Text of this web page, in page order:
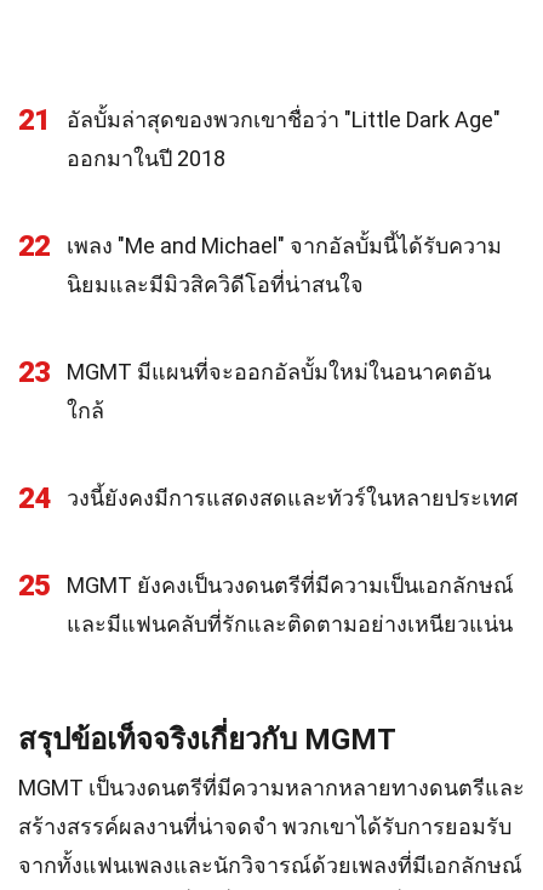
21
อัลบั้มล่าสุดของพวกเขาชื่อว่า "Little Dark Age"
ออกมาในปี 2018
22
เพลง "Me and Michael" จากอัลบั้มนี้ได้รับความ
นิยมและมีมิวสิควิดีโอที่น่าสนใจ
23
MGMT มีแผนที่จะออกอัลบั้มใหม่ในอนาคตอัน
ใกล้
24 วงนี้ยังคงมีการแสดงสดและทัวร์ในหลายประเทศ
25
MGMT ยังคงเป็นวงดนตรีที่มีความเป็นเอกลักษณ์
และมีแฟนคลับที่รักและติดตามอย่างเหนียวแน่น
สรุปข้อเท็จจริงเกี่ยวกับ MGMT
MGMT เป็นวงดนตรีที่มีความหลากหลายทางดนตรีและ
สร้างสรรค์ผลงานที่น่าจดจำ พวกเขาได้รับการยอมรับ
จากทั้งแฟนเพลงและนักวิจารณ์ด้วยเพลงที่มีเอกลักษณ์